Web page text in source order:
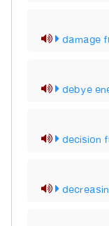
damage
debye
decision